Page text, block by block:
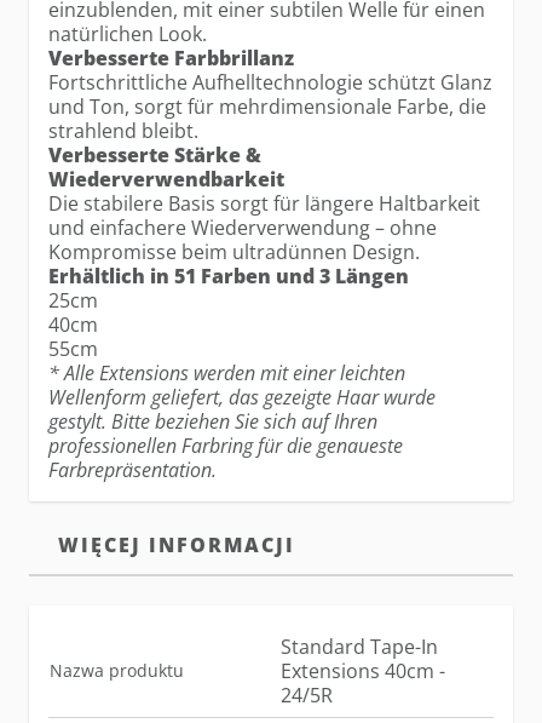
einzublenden, mit einer subtilen Welle für einen
natürlichen Look.
Verbesserte Farbbrillanz
Fortschrittliche Aufhelltechnologie schützt Glanz
und Ton, sorgt für mehrdimensionale Farbe, die
strahlend bleibt.
Verbesserte Stärke &
Wiederverwendbarkeit
Die stabilere Basis sorgt für längere Haltbarkeit
und einfachere Wiederverwendung – ohne
Kompromisse beim ultradünnen Design.
Erhältlich in 51 Farben und 3 Längen
25cm
40cm
55cm
* Alle Extensions werden mit einer leichten
Wellenform geliefert, das gezeigte Haar wurde
gestylt. Bitte beziehen Sie sich auf Ihren
professionellen Farbring für die genaueste
Farbrepräsentation.
WIĘCEJ INFORMACJI
Nazwa produktu
Standard Tape-In
Extensions 40cm -
24/5R